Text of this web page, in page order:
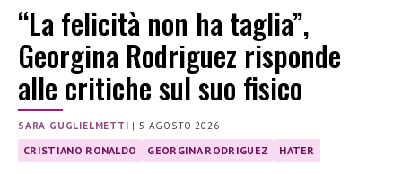
“La felicità non ha taglia”,
Georgina Rodriguez risponde
alle critiche sul suo fisico
SARA GUGLIELMETTI | 5 AGOSTO 2026
CRISTIANO RONALDO GEORGINA RODRIGUEZ HATER